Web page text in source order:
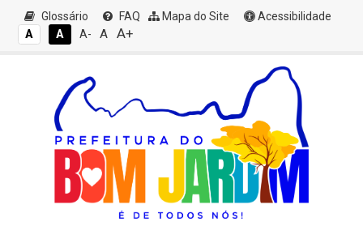
Glossário FAQ Mapa do Site
Acessibilidade
A
A A- A A+